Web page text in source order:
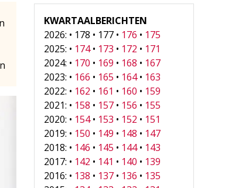
KWARTAALBERICHTEN
2026: • 178 • 177 • 176 • 175
2025: • 174• 173 • 172 • 171
2024: • 170 • 169 • 168 • 167
2023: • 166 • 165 • 164• 163
2022: • 162 • 161 • 160 • 159
2021: • 158 • 157 • 156 • 155
2020: • 154• 153 • 152 • 151
2019: • 150 • 149 • 148 • 147
2018: • 146 • 145 • 144• 143
2017: • 142 • 141 • 140 • 139
2016: • 138 • 137 • 136 • 135